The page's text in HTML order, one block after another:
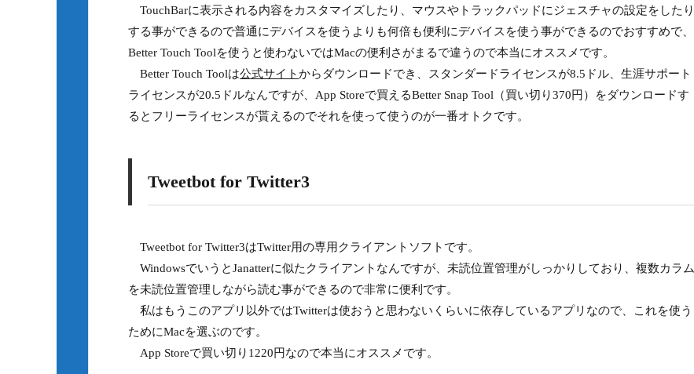
TouchBarに表示される内容をカスタマイズしたり、マウスやトラックパッドにジェスチャの設定をしたり
する事ができるので普通にデバイスを使うよりも何倍も便利にデバイスを使う事ができるのでおすすめで、
Better Touch Toolを使うと使わないではMacの便利さがまるで違うので本当にオススメです。
Better Touch Toolは公式サイトからダウンロードでき、スタンダードライセンスが8.5ドル、生涯サポート
ライセンスが20.5ドルなんですが、App Storeで買えるBetter Snap Tool（買い切り370円）をダウンロードす
るとフリーライセンスが貰えるのでそれを使って使うのが一番オトクです。
Tweetbot for Twitter3
Tweetbot for Twitter3はTwitter用の専用クライアントソフトです。
WindowsでいうとJanatterに似たクライアントなんですが、未読位置管理がしっかりしており、複数カラム
を未読位置管理しながら読む事ができるので非常に便利です。
私はもうこのアプリ以外ではTwitterは使おうと思わないくらいに依存しているアプリなので、これを使う
ためにMacを選ぶのです。
App Storeで買い切り1220円なので本当にオススメです。